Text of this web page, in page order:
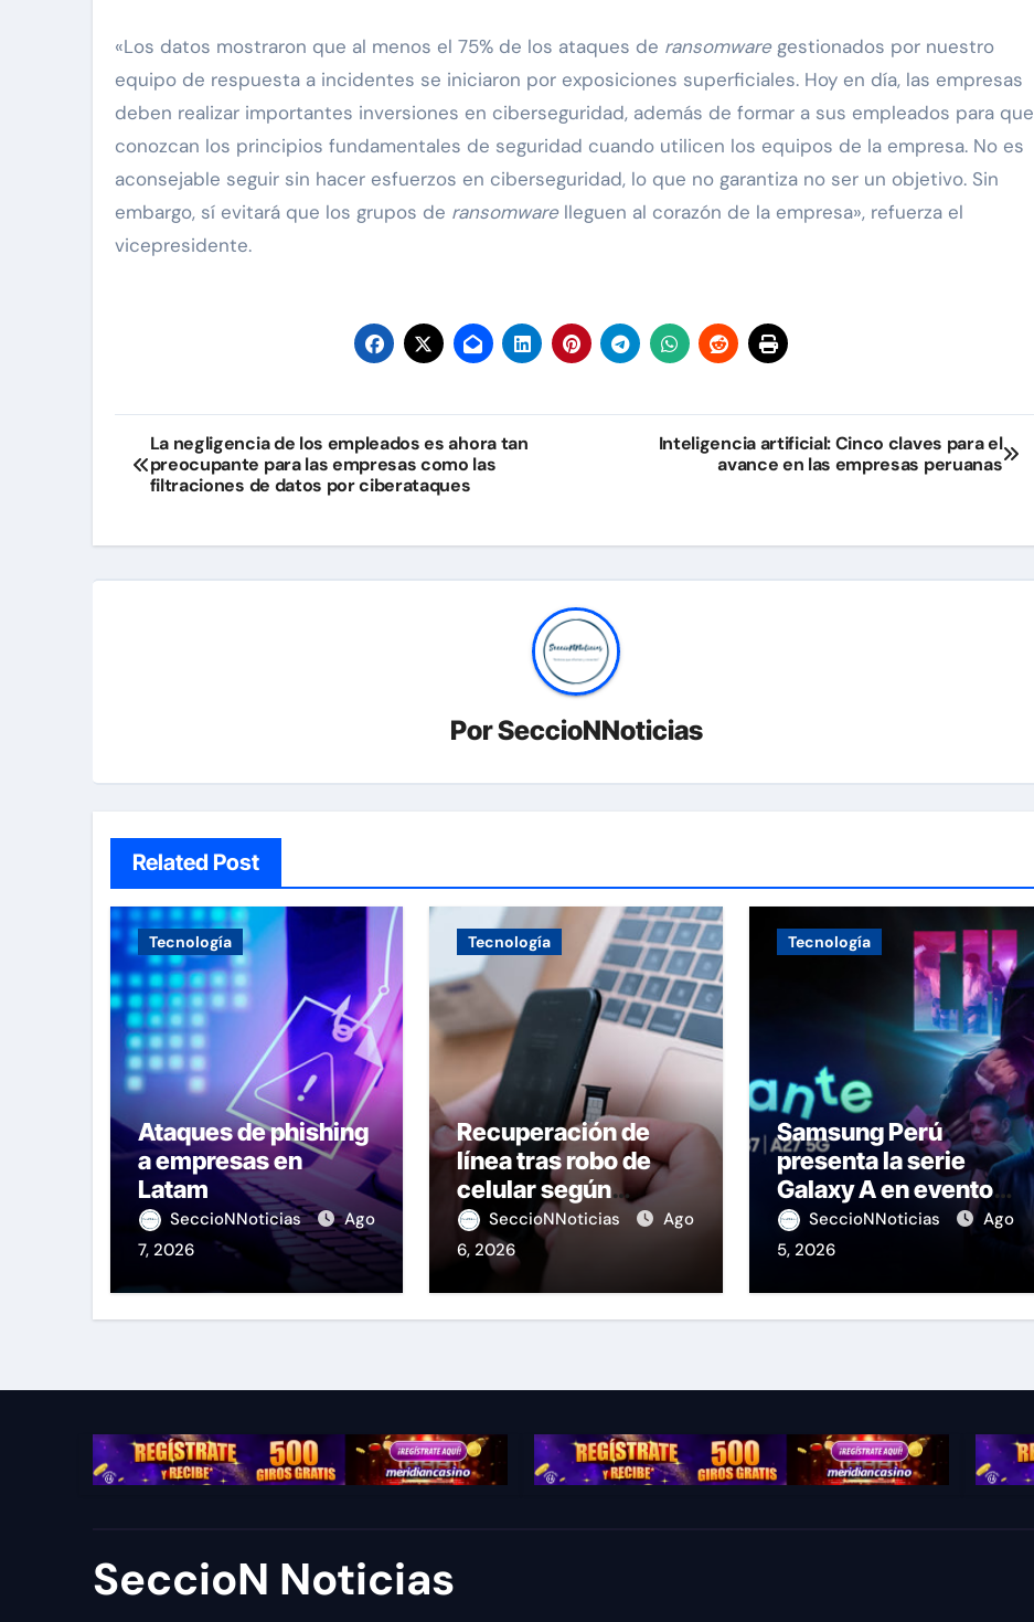
«Los datos mostraron que al menos el 75% de los ataques de ransomwaregestionados por nuestro
equipo de respuesta a incidentes se iniciaron por exposiciones superficiales. Hoy en día, las empresas
deben realizar importantes inversiones en ciberseguridad, además de formar a sus empleados para que
conozcan los principios fundamentales de seguridad cuando utilicen los equipos de la empresa. No es
aconsejable seguir sin hacer esfuerzos en ciberseguridad, lo que no garantiza no ser un objetivo. Sin
embargo, sí evitará que los grupos de ransomwarelleguen al corazón de la empresa», refuerza el
vicepresidente.
Navegación
de
La negligencia de los empleados es ahora tan
preocupante para las empresas como las
filtraciones de datos por ciberataques
Inteligencia artificial: Cinco claves para el
avance en las empresas peruanas
PorSeccioNNoticias
Related Post
Tecnología
Ataques de phishing
a empresas en
Latam
SeccioNNoticias
Ago
7, 2026
Tecnología
Recuperación de
línea tras robo de
celular según
OSIPTEL
SeccioNNoticias
Ago
6, 2026
Tecnología
Samsung Perú
presenta la serie
Galaxy A en evento
de K-Pop
SeccioNNoticias
Ago
5, 2026
SeccioN Noticias